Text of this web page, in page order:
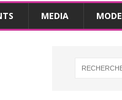
MEDIA MODE